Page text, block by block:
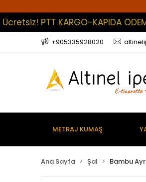
PTT KARGO-KAPIDA ÖDEME
+905335928020
METRAJ KUMAŞ
Ana Sayfa Şal Bambu